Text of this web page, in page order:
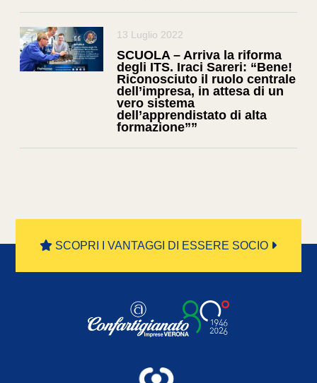
13 Luglio 2022
SCUOLA – Arriva la riforma
degli ITS. Iraci Sareri: “Bene!
Riconosciuto il ruolo centrale
dell’impresa, in attesa di un
vero sistema
dell’apprendistato di alta
formazione””
SCOPRI I VANTAGGI DI ESSERE SOCIO